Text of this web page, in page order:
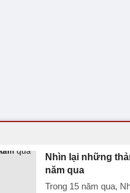
Nhìn lại những
năm qua
Trong 15 năm qua,